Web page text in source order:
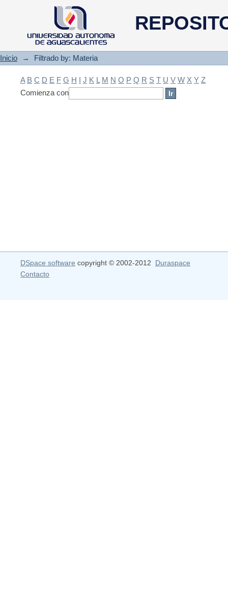
Filtrado by: Materia
Inicio → Filtrado by: Materia
A B C D E F G H I J K L M N O P Q R S T U V W X Y Z
Comienza con
DSpace software copyright © 2002-2012 Duraspace
Contacto